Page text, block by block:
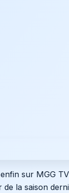
sur MGG
la saison